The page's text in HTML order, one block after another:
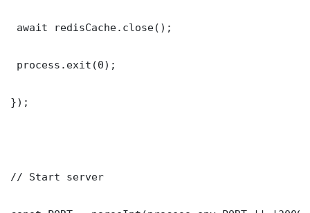
await redisCache.close();
process.exit(0);
});
// Start server